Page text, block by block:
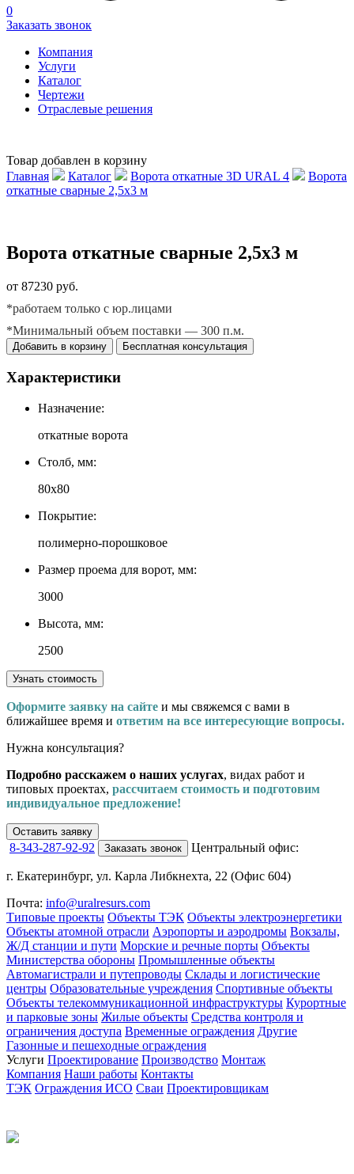
0
Заказать звонок
Компания
Услуги
Каталог
Чертежи
Отраслевые решения
Товар добавлен в корзину
Главная
Каталог Ворота откатные 3D URAL 4
Ворота
откатные сварные 2,5х3 м
Ворота откатные сварные 2,5х3 м
от 87230 руб.
*работаем только с юр.лицами
*Минимальный объем поставки — 300 п.м.
Добавить в корзину Бесплатная консультация
Характеристики
Назначение:
откатные ворота
Столб, мм:
80х80
Покрытие:
полимерно-порошковое
Размер проема для ворот, мм:
3000
Высота, мм:
2500
Узнать стоимость
Оформите заявку на сайте и мы свяжемся с вами в
ближайшее время и ответим на все интересующие вопросы.
Нужна консультация?
Подробно расскажем о наших услугах, видах работ и
типовых проектах, рассчитаем стоимость и подготовим
индивидуальное предложение!
Оставить заявку
8-343-287-92-92 Заказать звонок Центральный офис:
г. Екатеринбург, ул. Карла Либкнехта, 22 (Офис 604)
Почта: info@uralresurs.com
Типовые проекты Объекты ТЭК Объекты электроэнергетики
Объекты атомной отрасли Аэропорты и аэродромы Вокзалы,
Ж/Д станции и пути Морские и речные порты Объекты
Министерства обороны Промышленные объекты
Автомагистрали и путепроводы Склады и логистические
центры Образовательные учреждения Спортивные объекты
Объекты телекоммуникационной инфраструктуры Курортные
и парковые зоны Жилые объекты Средства контроля и
ограничения доступа Временные ограждения Другие
Газонные и пешеходные ограждения
Услуги Проектирование Производство Монтаж
Компания Наши работы Контакты
ТЭК Ограждения ИСО Сваи Проектировщикам